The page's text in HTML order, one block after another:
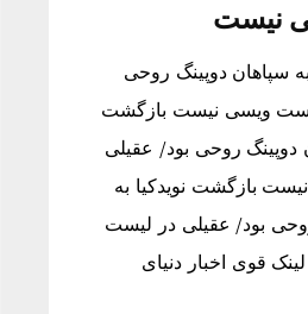
نیست
سپاهان دوپینگ روحی
ویسی نیست بازگشت
دوپینگ روحی بود/ عقیلی
بازگشت نویدکیا به
بود/ عقیلی در لیست
قوی اخبار دنیای